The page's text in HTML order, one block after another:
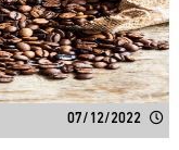
07/12/2022